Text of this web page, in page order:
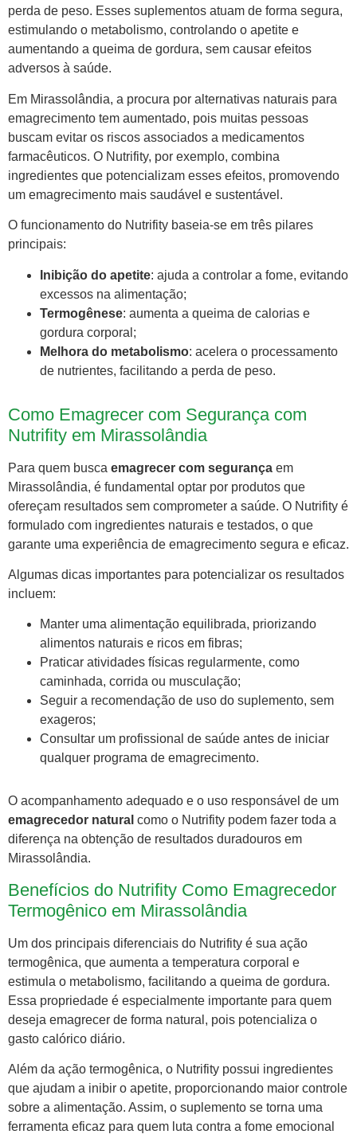
perda de peso. Esses suplementos atuam de forma segura,
estimulando o metabolismo, controlando o apetite e
aumentando a queima de gordura, sem causar efeitos
adversos à saúde.
Em Mirassolândia, a procura por alternativas naturais para
emagrecimento tem aumentado, pois muitas pessoas
buscam evitar os riscos associados a medicamentos
farmacêuticos. O Nutrifity, por exemplo, combina
ingredientes que potencializam esses efeitos, promovendo
um emagrecimento mais saudável e sustentável.
O funcionamento do Nutrifity baseia-se em três pilares
principais:
Inibição do apetite: ajuda a controlar a fome, evitando
excessos na alimentação;
Termogênese: aumenta a queima de calorias e
gordura corporal;
Melhora do metabolismo: acelera o processamento
de nutrientes, facilitando a perda de peso.
Como Emagrecer com Segurança com
Nutrifity em Mirassolândia
Para quem busca emagrecer com segurança em
Mirassolândia, é fundamental optar por produtos que
ofereçam resultados sem comprometer a saúde. O Nutrifity é
formulado com ingredientes naturais e testados, o que
garante uma experiência de emagrecimento segura e eficaz.
Algumas dicas importantes para potencializar os resultados
incluem:
Manter uma alimentação equilibrada, priorizando
alimentos naturais e ricos em fibras;
Praticar atividades físicas regularmente, como
caminhada, corrida ou musculação;
Seguir a recomendação de uso do suplemento, sem
exageros;
Consultar um profissional de saúde antes de iniciar
qualquer programa de emagrecimento.
O acompanhamento adequado e o uso responsável de um
emagrecedor natural como o Nutrifity podem fazer toda a
diferença na obtenção de resultados duradouros em
Mirassolândia.
Benefícios do Nutrifity Como Emagrecedor
Termogênico em Mirassolândia
Um dos principais diferenciais do Nutrifity é sua ação
termogênica, que aumenta a temperatura corporal e
estimula o metabolismo, facilitando a queima de gordura.
Essa propriedade é especialmente importante para quem
deseja emagrecer de forma natural, pois potencializa o
gasto calórico diário.
Além da ação termogênica, o Nutrifity possui ingredientes
que ajudam a inibir o apetite, proporcionando maior controle
sobre a alimentação. Assim, o suplemento se torna uma
ferramenta eficaz para quem luta contra a fome emocional